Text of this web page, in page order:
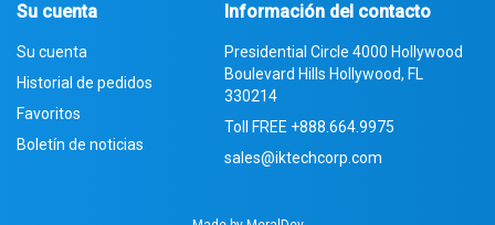
Su cuenta
Su cuenta
Historial de pedidos
Favoritos
Boletín de noticias
Información del contacto
Presidential Circle 4000 Hollywood
Boulevard Hills Hollywood, FL
330214
Toll FREE +888.664.9975
sales@iktechcorp.com